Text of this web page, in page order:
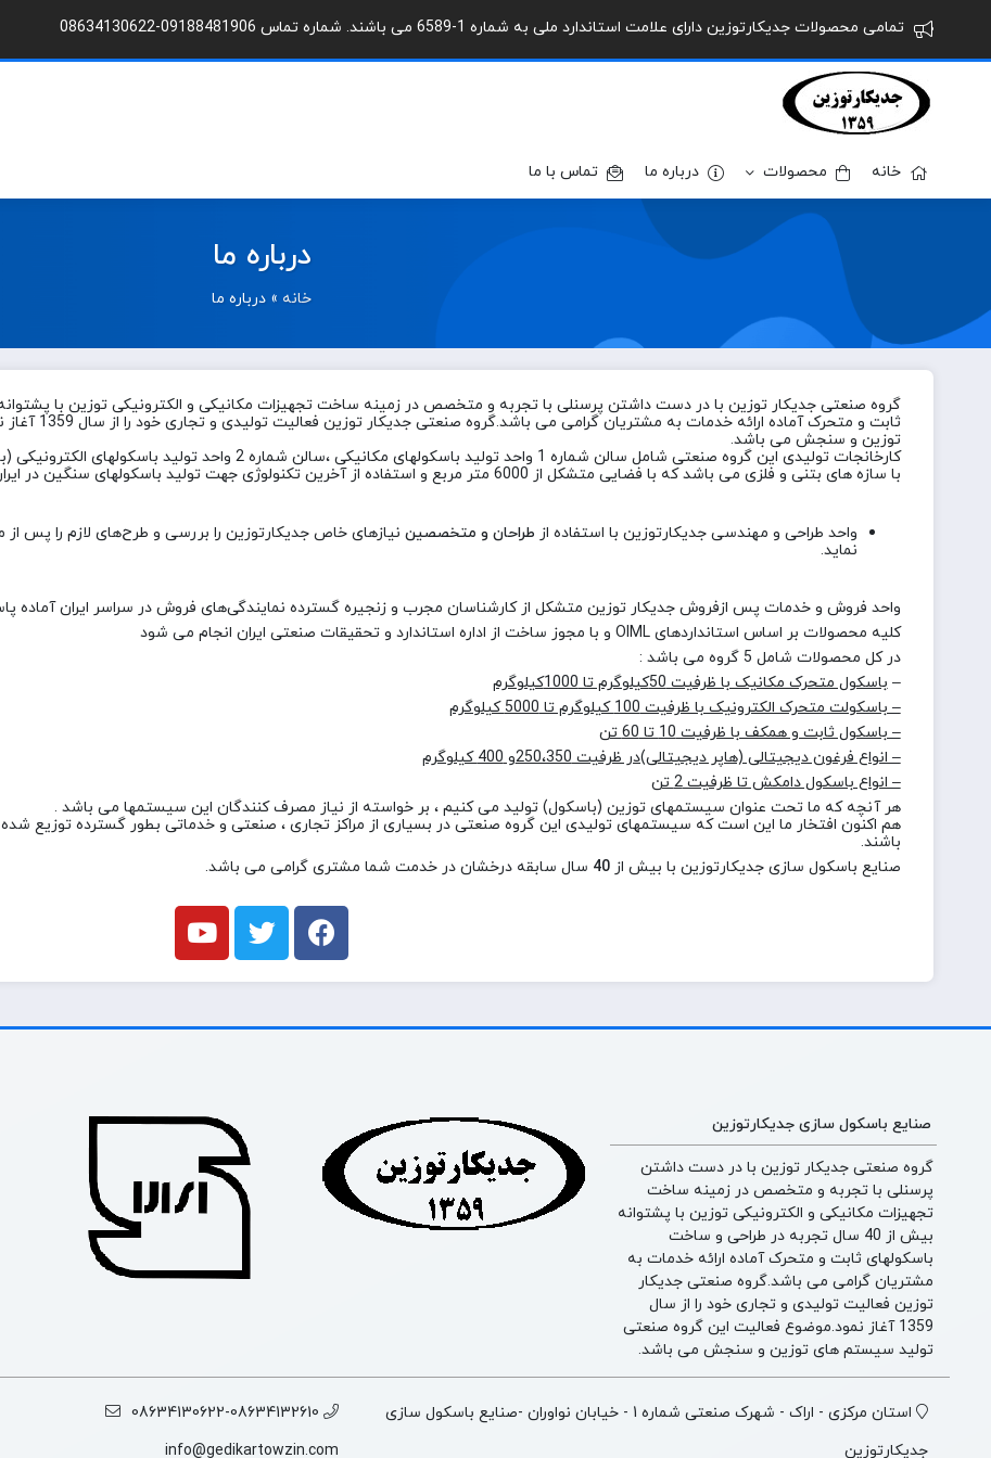
تمامی محصولات جدیکارتوزین دارای علامت استاندارد ملی به شماره 1-6589 می باشند. شماره تماس 09188481906-08634130622
خانه محصولات درباره ما تماس با ما
درباره ما
خانه » درباره ما
ثابت و متحرک
توزین و سنجش می باشد.
با سازه های بتنی و فلزی می باشد که با فضایی متشکل از 6000 متر مربع و استفاده از آخرین تکنولوژی جهت تولید باسکولهای سنگین در ایران فعالیت دارد.
واحد طراحی و مهندسی جدیکارتوزین با استفاده از طراحان و متخصصین نیازهای خاص جدیکارتوزین را بررسی و طرح‌های لازم را پس از
نماید.
واحد فروش و خدمات پس ازفروش جدیکار توزین متشکل از کارشناسان مجرب و زنجیره گسترده نمایندگی‌های فروش در سراسر ایران آماده
کلیه محصولات بر اساس استانداردهای OIML و با مجوز ساخت از اداره استاندارد و تحقیقات صنعتی ایران انجام می شود
در کل محصولات شامل 5 گروه می باشد :
– باسکول متحرک مکانیک با ظرفیت 50کیلوگرم تا 1000کیلوگرم
– باسکولت متحرک الکترونیک با ظرفیت 100 کیلوگرم تا 5000 کیلوگرم
– باسکول ثابت و همکف با ظرفیت 10 تا 60 تن
– انواع فرغون دیجیتالی (هاپر دیجیتالی)در ظرفیت 250،350و 400 کیلوگرم
– انواع باسکول دامکش تا ظرفیت 2 تن
هر آنچه که ما تحت عنوان سیستمهای توزین (باسکول) تولید می کنیم ، بر خواسته از نیاز مصرف کنندگان این سیستمها می باشد .
هم اکنون افتخار ما این است که سیستمهای تولیدی این گروه صنعتی در بسیاری از مراکز تجاری ، صنعتی و خدماتی بطور گسترده توزیع شده
باشند.
صنایع باسکول سازی جدیکارتوزین با بیش از40 سال سابقه درخشان در خدمت شما مشتری گرامی می باشد.
صنایع باسکول سازی جدیکارتوزین
گروه صنعتی جدیکار توزین با در دست داشتن
پرسنلی با تجربه و متخصص در زمینه ساخت
تجهیزات مکانیکی و الکترونیکی توزین با پشتوانه
بیش از 40 سال تجربه در طراحی و ساخت
باسکولهای ثابت و متحرک آماده ارائه خدمات به
مشتریان گرامی می باشد.گروه صنعتی جدیکار
توزین فعالیت تولیدی و تجاری خود را از سال
1359 آغاز نمود.موضوع فعالیت این گروه صنعتی
تولید سیستم های توزین و سنجش می باشد.
استان مرکزی - اراک - شهرک صنعتی شماره 1 - خیابان نواوران -صنایع باسکول سازی
جدیکارتوزین
08634130622-08634132610
info@gedikartowzin.com